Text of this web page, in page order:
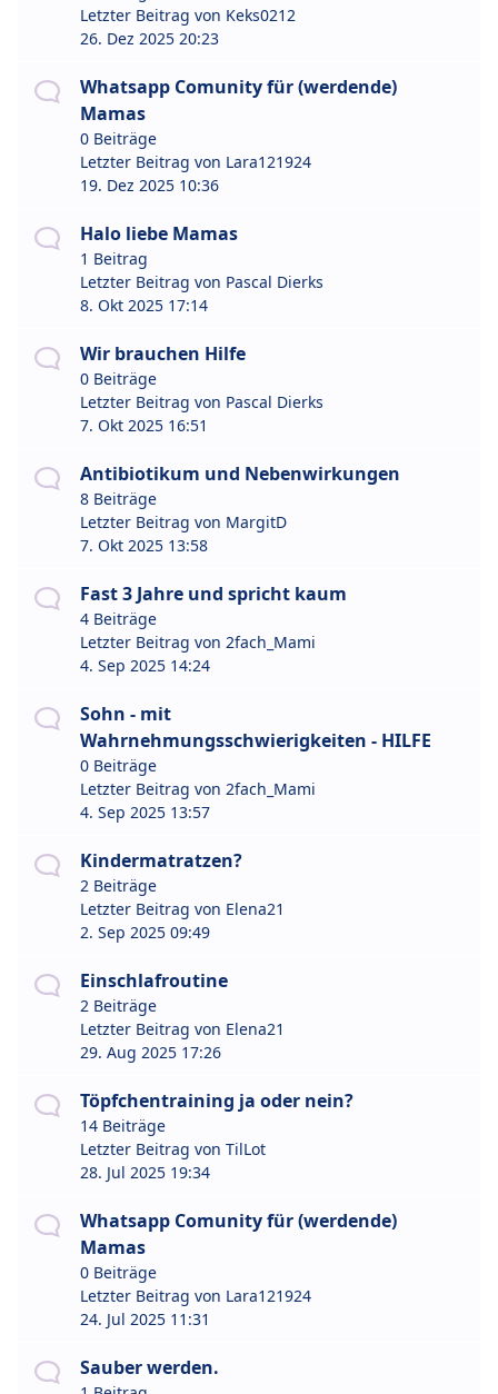
Letzter Beitrag von Keks0212
26. Dez 2025 20:23
Whatsapp Comunity für (werdende)
Mamas
0 Beiträge
Letzter Beitrag von Lara121924
19. Dez 2025 10:36
Halo liebe Mamas
1 Beitrag
Letzter Beitrag von Pascal Dierks
8. Okt 2025 17:14
Wir brauchen Hilfe
0 Beiträge
Letzter Beitrag von Pascal Dierks
7. Okt 2025 16:51
Antibiotikum und Nebenwirkungen
8 Beiträge
Letzter Beitrag von MargitD
7. Okt 2025 13:58
Fast 3 Jahre und spricht kaum
4 Beiträge
Letzter Beitrag von 2fach_Mami
4. Sep 2025 14:24
Sohn - mit
Wahrnehmungsschwierigkeiten - HILFE
0 Beiträge
Letzter Beitrag von 2fach_Mami
4. Sep 2025 13:57
Kindermatratzen?
2 Beiträge
Letzter Beitrag von Elena21
2. Sep 2025 09:49
Einschlafroutine
2 Beiträge
Letzter Beitrag von Elena21
29. Aug 2025 17:26
Töpfchentraining ja oder nein?
14 Beiträge
Letzter Beitrag von TilLot
28. Jul 2025 19:34
Whatsapp Comunity für (werdende)
Mamas
0 Beiträge
Letzter Beitrag von Lara121924
24. Jul 2025 11:31
Sauber werden.